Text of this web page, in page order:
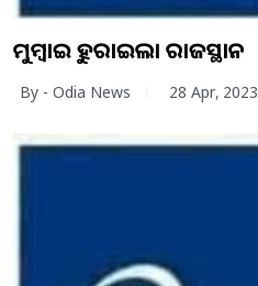
ମୁମ୍ବାଇକୁ ହରାଇଲା ରାଜସ୍ଥାନ
By - Odia News 28 Apr, 2023